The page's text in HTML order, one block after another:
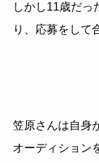
しかし11歳だっ
り、応募をして
笠原さんは自身
オーディション